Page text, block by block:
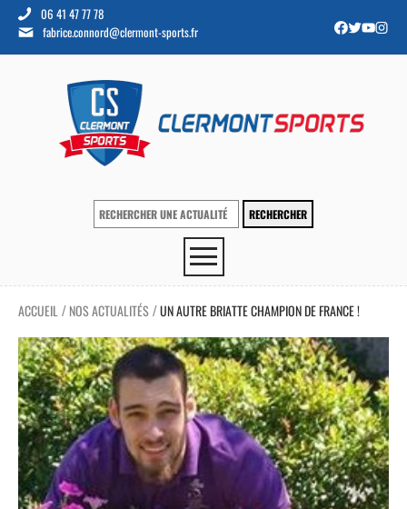
06 41 47 77 78
fabrice.connord@clermont-sports.fr
ACCUEIL / NOS ACTUALITÉS /UN AUTRE BRIATTE CHAMPION DE FRANCE !